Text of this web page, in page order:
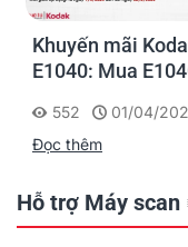
Khuyến mãi
S2050 - Mua
Khí Mini + Lõi
phòng
535
01/
Đọc thêm
Hỗ trợ Máy scan